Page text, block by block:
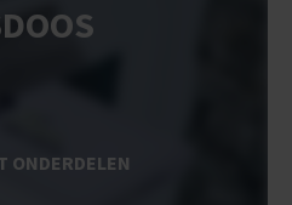
ONDERDELEN